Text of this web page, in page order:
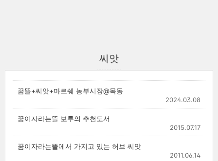
씨앗
꿈뜰+씨앗+마르쉐 농부시장@목동
2024.03.08
꿈이자라는뜰 보루의 추천도서
2015.07.17
꿈이자라는뜰에서 가지고 있는 허브 씨앗
2011.06.14